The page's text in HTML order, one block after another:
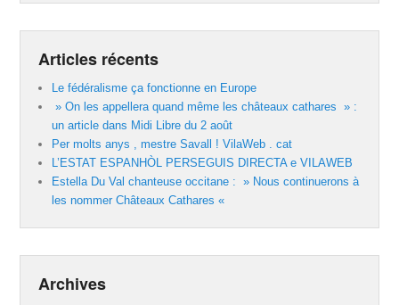
Articles récents
Le fédéralisme ça fonctionne en Europe
» On les appellera quand même les châteaux cathares » :
un article dans Midi Libre du 2 août
Per molts anys , mestre Savall ! VilaWeb . cat
L’ESTAT ESPANHÒL PERSEGUIS DIRECTA e VILAWEB
Estella Du Val chanteuse occitane : » Nous continuerons à
les nommer Châteaux Cathares «
Archives